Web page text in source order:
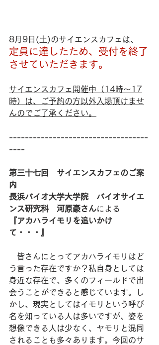
8月9日(土)のサイエンスカフェは、
定員に達したため、受付を終了
させていただきます。
サイエンスカフェ開催中（14時～17
時）は、ご予約の方以外入場頂けませ
んのでご了承ください。
-----------------------------------
----
第三十七回　サイエンスカフェのご案
内
長浜バイオ大学大学院　バイオサイエ
ンス研究科　河原豪さんによる
『アカハライモリを追いかけ
て・・・』
皆さんにとってアカハライモリはど
う言った存在ですか？私自身としては
身近な存在で、多くのフィールドで出
会うことができると感じています。し
かし、現実としてはイモリという呼び
名を知っている人は多いですが、姿を
想像できる人は少なく、ヤモリと混同
されることも多々あります。今回のサ